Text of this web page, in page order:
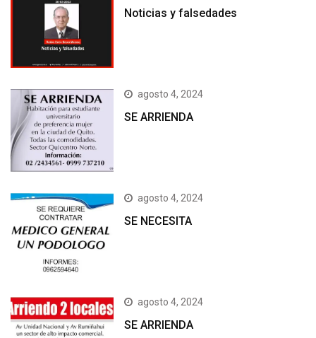
Noticias y falsedades
agosto 4, 2024
SE ARRIENDA
agosto 4, 2024
SE NECESITA
agosto 4, 2024
SE ARRIENDA